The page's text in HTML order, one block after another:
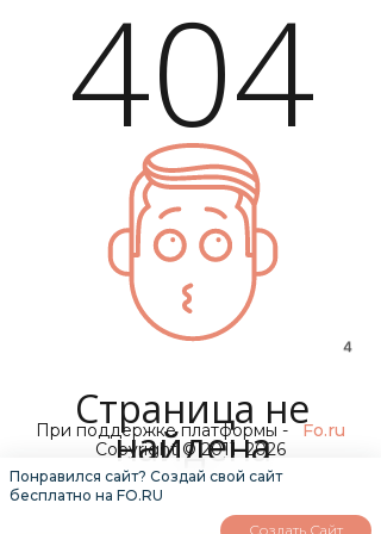
404
Страница не
найдена
При поддержке платформы - Fo.ru
Copyright © 2011–2026
Понравился сайт? Создай свой сайт
бесплатно на FO.RU
Создать Сайт
4